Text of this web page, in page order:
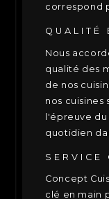
correspond
QUALITÉ
Nous
qualité des
de nos
nos cuisines
l'épreuve
quotidien
SERVICE
Concept
clé en main